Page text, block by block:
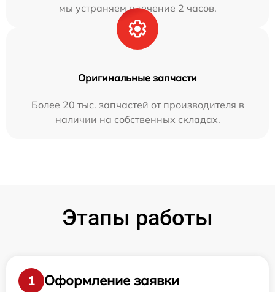
мы устраняем в течение 2 часов.
Оригинальные запчасти
Более 20 тыс. запчастей от производителя в
наличии на собственных складах.
Этапы работы
1
Оформление заявки